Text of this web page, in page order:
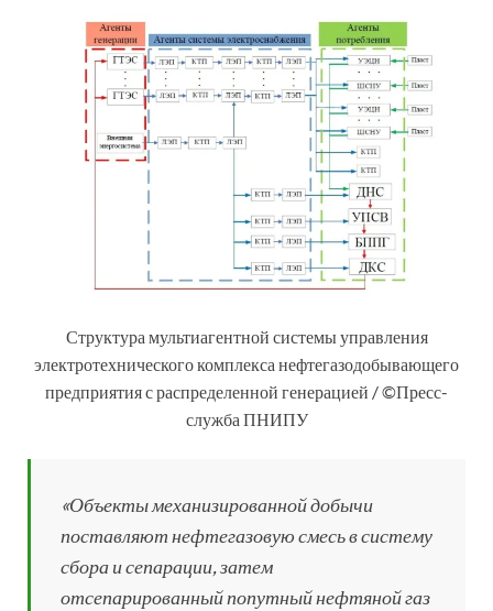
Структура мультиагентной системы управления
электротехнического комплекса нефтегазодобывающего
предприятия с распределенной генерацией / ©Пресс-
служба ПНИПУ
«Объекты механизированной добычи
поставляют нефтегазовую смесь в систему
сбора и сепарации, затем
отсепарированный попутный нефтяной газ